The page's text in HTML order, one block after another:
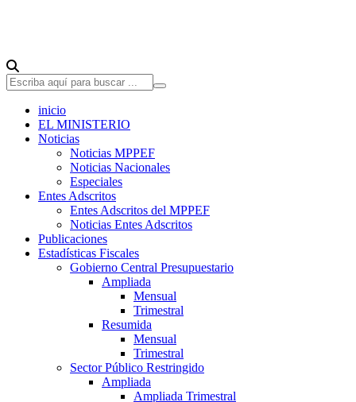
inicio
EL MINISTERIO
Noticias
Noticias MPPEF
Noticias Nacionales
Especiales
Entes Adscritos
Entes Adscritos del MPPEF
Noticias Entes Adscritos
Publicaciones
Estadísticas Fiscales
Gobierno Central Presupuestario
Ampliada
Mensual
Trimestral
Resumida
Mensual
Trimestral
Sector Público Restringido
Ampliada
Ampliada Trimestral